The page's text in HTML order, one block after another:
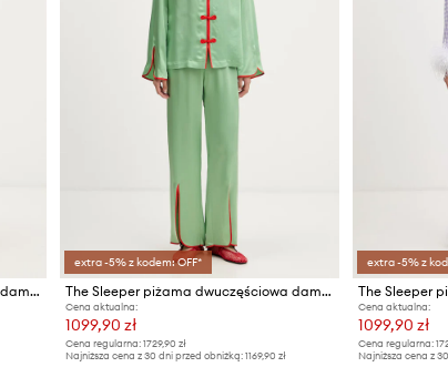
The Sleeper piżama dwuczęściowa damska z wiskozy
extra -5% z kodem: OFF*
The Sleeper piżama dwuczęściowa damska z wiskozy
Cena aktualna:
1099,90 zł
Cena regularna: 1729,90 zł
Najniższa cena z 30 dni przed obniżką: 1169,90 zł
extra -5% z
Cena aktualna:
1099,90 zł
Cena regularna:
Najniższa cena z